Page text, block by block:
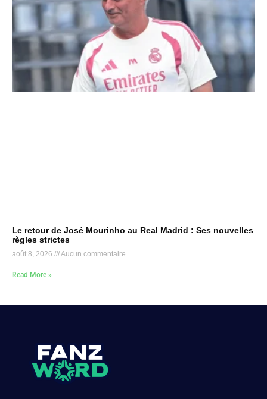
Le retour de José Mourinho au Real Madrid : Ses nouvelles
règles strictes
août 8, 2026 Aucun commentaire
Read More »